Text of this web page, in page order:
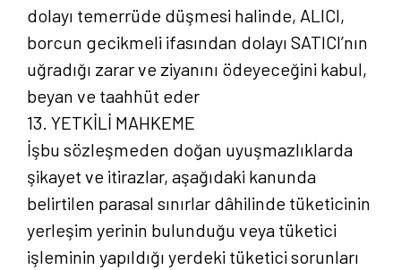
dolayı temerrüde düşmesi halinde, ALICI,
borcun gecikmeli ifasından dolayı SATICI’nın
uğradığı zarar ve ziyanını ödeyeceğini kabul,
beyan ve taahhüt eder
13. YETKİLİ MAHKEME
İşbu sözleşmeden doğan uyuşmazlıklarda
şikayet ve itirazlar, aşağıdaki kanunda
belirtilen parasal sınırlar dâhilinde tüketicinin
yerleşim yerinin bulunduğu veya tüketici
işleminin yapıldığı yerdeki tüketici sorunları